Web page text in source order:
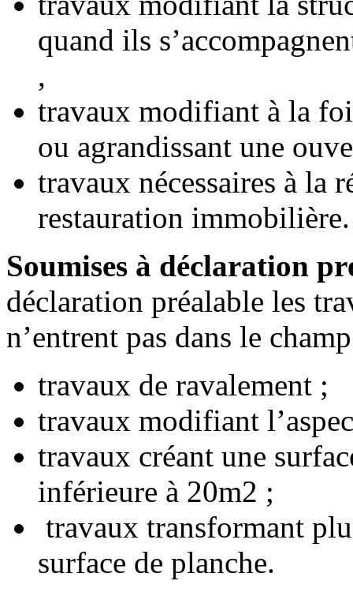
quand ils
,
travaux modifiant à la
ou agrandissant une
travaux nécessaires à la
restauration immobilière.
Soumises à déclaration
déclaration préalable les
n’entrent pas dans le
travaux de ravalement ;
travaux modifiant
travaux créant une
inférieure à 20m2 ;
travaux transformant
surface de planche.